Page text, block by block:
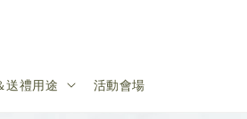
禮用途 活動會場